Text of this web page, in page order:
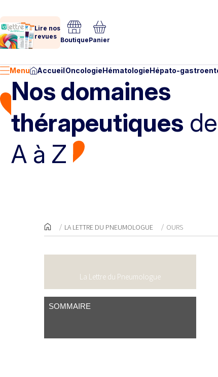
Lire nos
revues BoutiquePanier
Menu AccueilOncologieHématologieHépato-
Nos domaines
thérapeutiques de
A à Z
LA LETTRE DU PNEUMOLOGUE OURS
La Lettre du Pneumologue
SOMMAIRE